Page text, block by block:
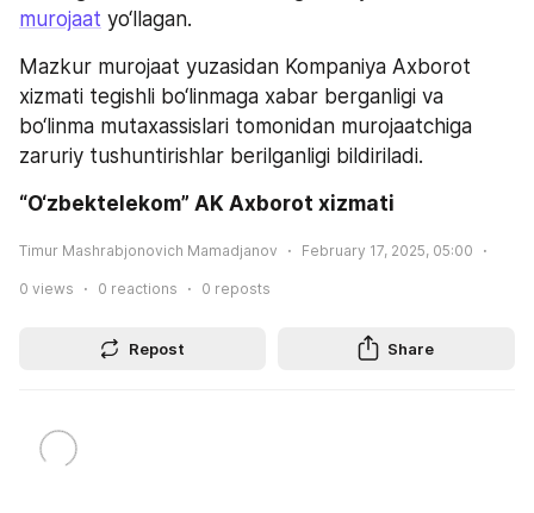
murojaat yo‘llagan.
Mazkur murojaat yuzasidan Kompaniya Axborot
xizmati tegishli bo‘linmaga xabar berganligi va
bo‘linma mutaxassislari tomonidan murojaatchiga
zaruriy tushuntirishlar berilganligi bildiriladi.
“O‘zbektelekom” AK Axborot xizmati
Timur Mashrabjonovich Mamadjanov February 17, 2025, 05:00
0 views 0 reactions 0 reposts
Repost Share